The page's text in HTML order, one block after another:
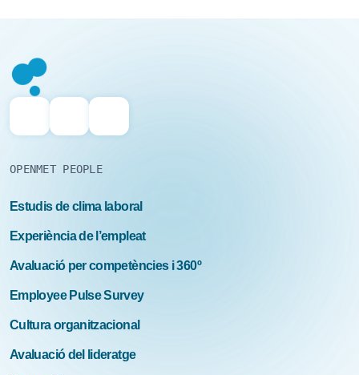
OPENMET PEOPLE
Estudis de clima laboral
Experiència de l’empleat
Avaluació per competències i 360º
Employee Pulse Survey
Cultura organitzacional
Avaluació del lideratge